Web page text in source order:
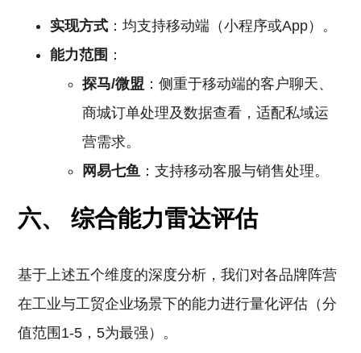
实现方式 ：均支持移动端（小程序或App）。
能力范围 ：
探马/微盟 ：侧重于移动端的客户聊天、
商城订单处理及数据查看，适配私域运
营需求。
网易七鱼 ：支持移动客服与销售处理。
六、 综合能力雷达评估
基于上述五个维度的深度分析，我们对各品牌阵营
在工业与工贸企业场景下的能力进行量化评估（分
值范围1-5，5为最强）。